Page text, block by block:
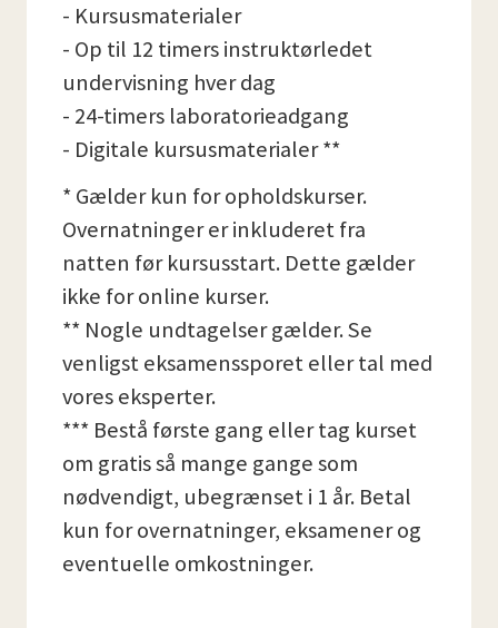
- Kursusmaterialer
- Op til 12 timers instruktørledet
undervisning hver dag
- 24-timers laboratorieadgang
- Digitale kursusmaterialer **
* Gælder kun for opholdskurser.
Overnatninger er inkluderet fra
natten før kursusstart. Dette gælder
ikke for online kurser.
** Nogle undtagelser gælder. Se
venligst eksamenssporet eller tal med
vores eksperter.
*** Bestå første gang eller tag kurset
om gratis så mange gange som
nødvendigt, ubegrænset i 1 år. Betal
kun for overnatninger, eksamener og
eventuelle omkostninger.